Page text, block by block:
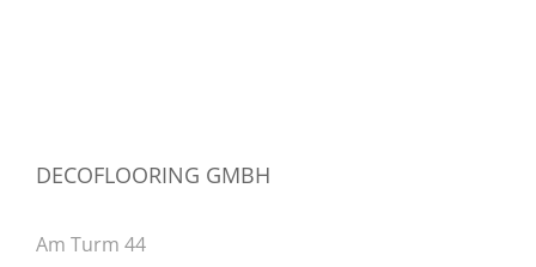
DECOFLOORING GMBH
Am Turm 44